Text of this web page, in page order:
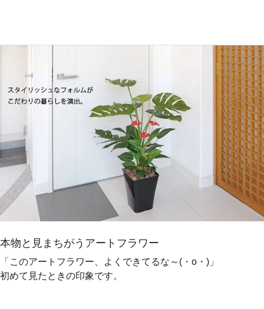
本物と見まちがうアートフラワー
「このアートフラワー、よくできてるな～(・o・)」
初めて見たときの印象です。